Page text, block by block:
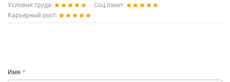
Условия труда:
Соц.пакет:
Карьерный рост:
Имя